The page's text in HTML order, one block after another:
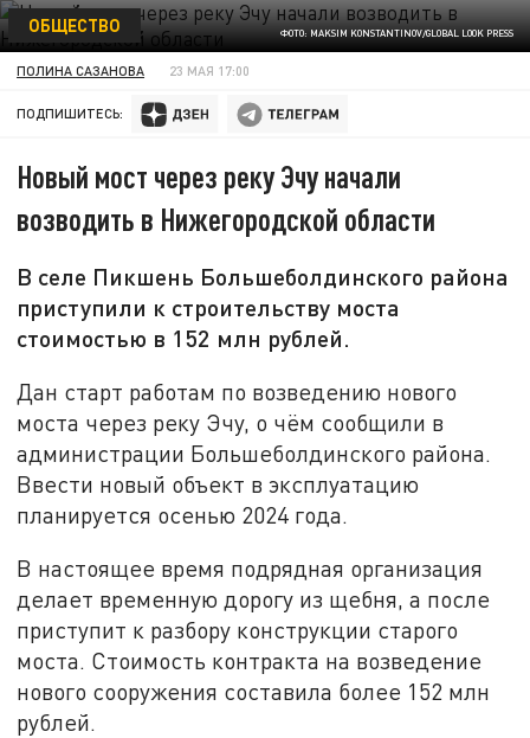
ФОТО: MAKSIM KONSTANTINOV/GLOBAL LOOK PRESS
ОБЩЕСТВО
ПОЛИНА САЗАНОВА 23 МАЯ 17:00
ПОДПИШИТЕСЬ:
Новый мост через реку Эчу начали
возводить в Нижегородской области
В селе Пикшень Большеболдинского района
приступили к строительству моста
стоимостью в 152 млн рублей.
Дан старт работам по возведению нового
моста через реку Эчу, о чём сообщили в
администрации Большеболдинского района.
Ввести новый объект в эксплуатацию
планируется осенью 2024 года.
В настоящее время подрядная организация
делает временную дорогу из щебня, а после
приступит к разбору конструкции старого
моста. Стоимость контракта на возведение
нового сооружения составила более 152 млн
рублей.